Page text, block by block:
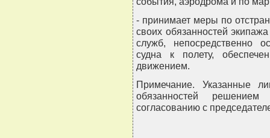
- принимает меры по
своих обязанностей
служб, непосредственно
судна к полету,
движением.
Примечание. Указанные
обязанностей решением
согласованию с